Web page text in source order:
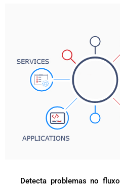
Detecta problemas no